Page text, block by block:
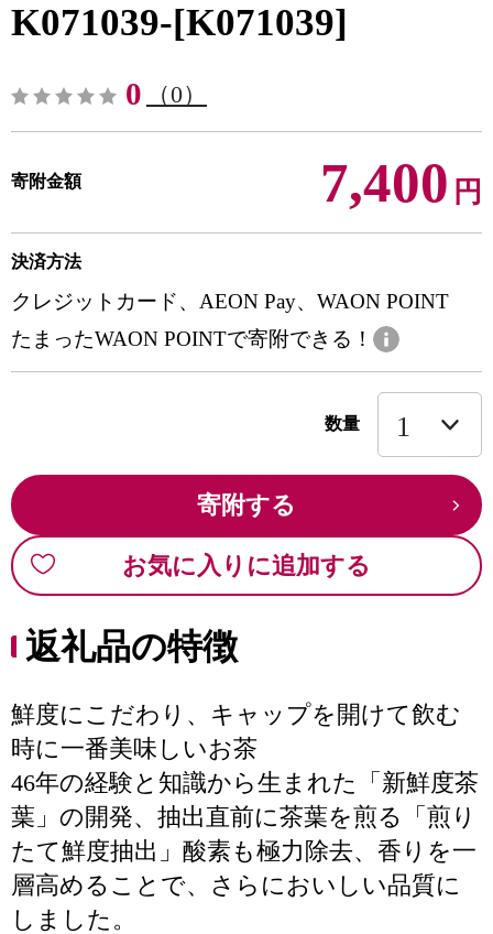
K071039-[K071039]
0 （0）
寄附金額 7,400 円
決済方法
クレジットカード、AEON Pay、WAON POINT
たまったWAON POINTで寄附できる！
数量
寄附する
お気に入りに追加する
返礼品の特徴
鮮度にこだわり、キャップを開けて飲む
時に一番美味しいお茶
46年の経験と知識から生まれた「新鮮度茶
葉」の開発、抽出直前に茶葉を煎る「煎り
たて鮮度抽出」酸素も極力除去、香りを一
層高めることで、さらにおいしい品質に
しました。